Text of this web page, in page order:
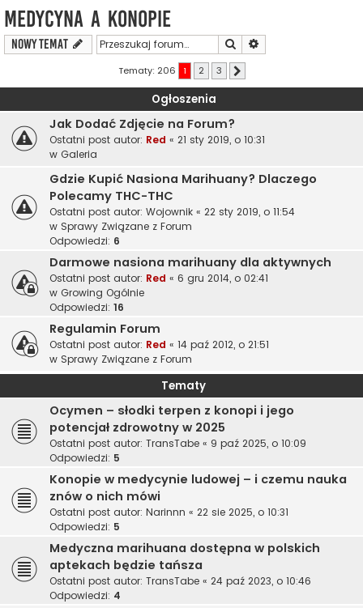
Medycyna a Konopie
NOWY TEMAT Szukaj
Tematy: 206 1 2 3
Ogłoszenia
Jak Dodać Zdjęcie na Forum?
Ostatni post autor: Red « 21 sty 2019, o 10:31
w Galeria
Gdzie Kupić Nasiona Marihuany? Dlaczego
Polecamy THC-THC
Ostatni post autor: Wojownik « 22 sty 2019, o 11:54
w Sprawy Związane z Forum
Odpowiedzi: 6
Darmowe nasiona marihuany dla aktywnych
Ostatni post autor: Red « 6 gru 2014, o 02:41
w Growing Ogólnie
Odpowiedzi: 16
Regulamin Forum
Ostatni post autor: Red « 14 paź 2012, o 21:51
w Sprawy Związane z Forum
Tematy
Ocymen – słodki terpen z konopi i jego
potencjał zdrowotny w 2025
Ostatni post autor: TransTabe « 9 paź 2025, o 10:09
Odpowiedzi: 5
Konopie w medycynie ludowej – i czemu nauka
znów o nich mówi
Ostatni post autor: Narinnn « 22 sie 2025, o 10:31
Odpowiedzi: 5
Medyczna marihuana dostępna w polskich
aptekach będzie tańsza
Ostatni post autor: TransTabe « 24 paź 2023, o 10:46
Odpowiedzi: 4